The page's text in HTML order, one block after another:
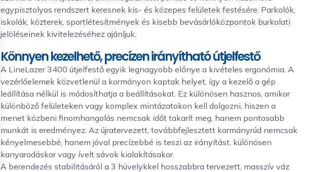
egypisztolyos rendszert keresnek kis- és közepes felületek festésére. Parkolók,
iskolák, közterek, sportlétesítmények és kisebb bevásárlóközpontok burkolati
jelöléseinek kivitelezéséhez ajánljuk.
Könnyen kezelhető, precízen irányítható útjelfestő
A LineLazer 3400 útjelfestő egyik legnagyobb előnye a kivételes ergonómia. A
vezérlőelemek közvetlenül a kormányon kaptak helyet, így a kezelő a gép
leállítása nélkül is módosíthatja a beállításokat. Ez különösen hasznos, amikor
különböző felületeken vagy komplex mintázatokon kell dolgozni, hiszen a
menet közbeni finomhangolás nemcsak időt takarít meg, hanem pontosabb
munkát is eredményez. Az újratervezett, továbbfejlesztett kormányrúd nemcsak
kényelmesebbé, hanem jóval precízebbé is teszi az irányítást, különösen
kanyarodáskor vagy ívelt sávok kialakításakor.
A berendezés stabilitásáról a 3 hüvelykkel hosszabbra tervezett, masszív váz